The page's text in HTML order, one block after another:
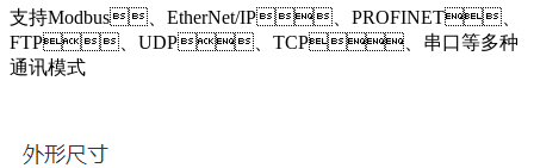
支持Modbus、EtherNet/IP、PROFINET、
FTP、UDP、TCP、串口等多种
通讯模式